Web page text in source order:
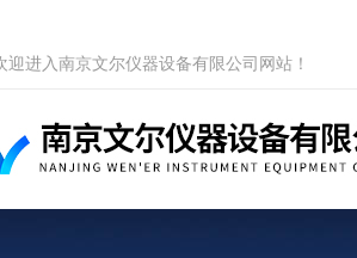
迎进入南京文尔仪器设备有限公司网站！